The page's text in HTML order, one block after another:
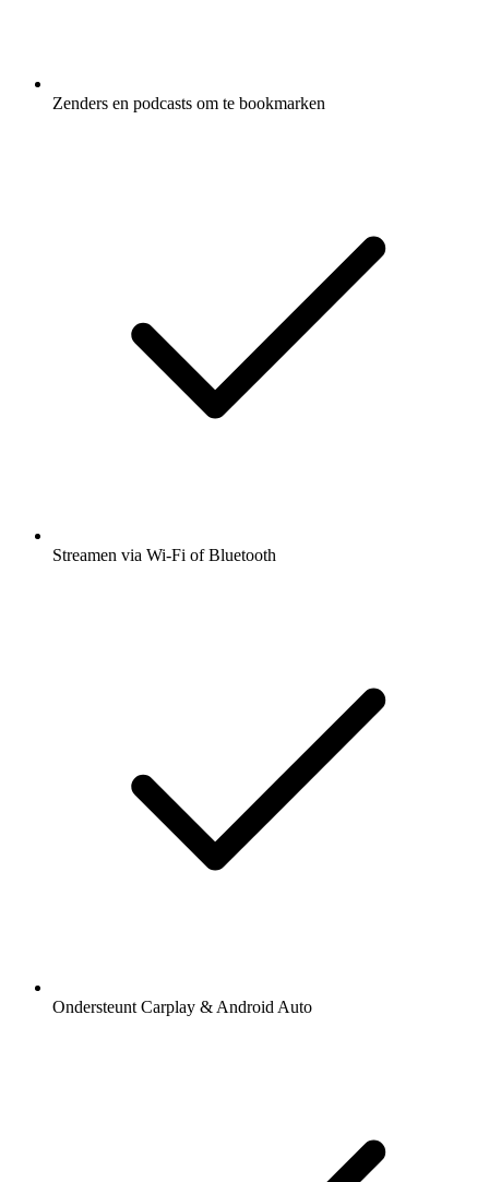
Zenders en podcasts om te bookmarken
Streamen via Wi-Fi of Bluetooth
Ondersteunt Carplay & Android Auto